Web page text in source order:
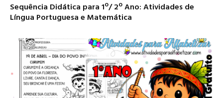
Sequência Didática para 1º/ 2º Ano: Atividades de
Língua Portuguesa e Matemática